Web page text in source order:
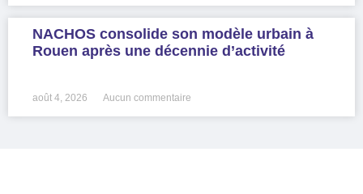
NACHOS consolide son modèle urbain à
Rouen après une décennie d’activité
août 4, 2026 Aucun commentaire